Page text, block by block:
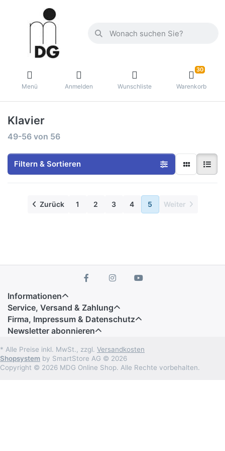
Menü Anmelden Wunschliste
30
Warenkorb
Klavier
49-56 von 56
Filtern & Sortieren
Zurück 1 2 3 4 5 Weiter
Informationen
Service, Versand & Zahlung
Firma, Impressum & Datenschutz
Newsletter abonnieren
* Alle Preise inkl. MwSt., zzgl. Versandkosten
Shopsystem by SmartStore AG © 2026
Copyright © 2026 MDG Online Shop. Alle Rechte vorbehalten.